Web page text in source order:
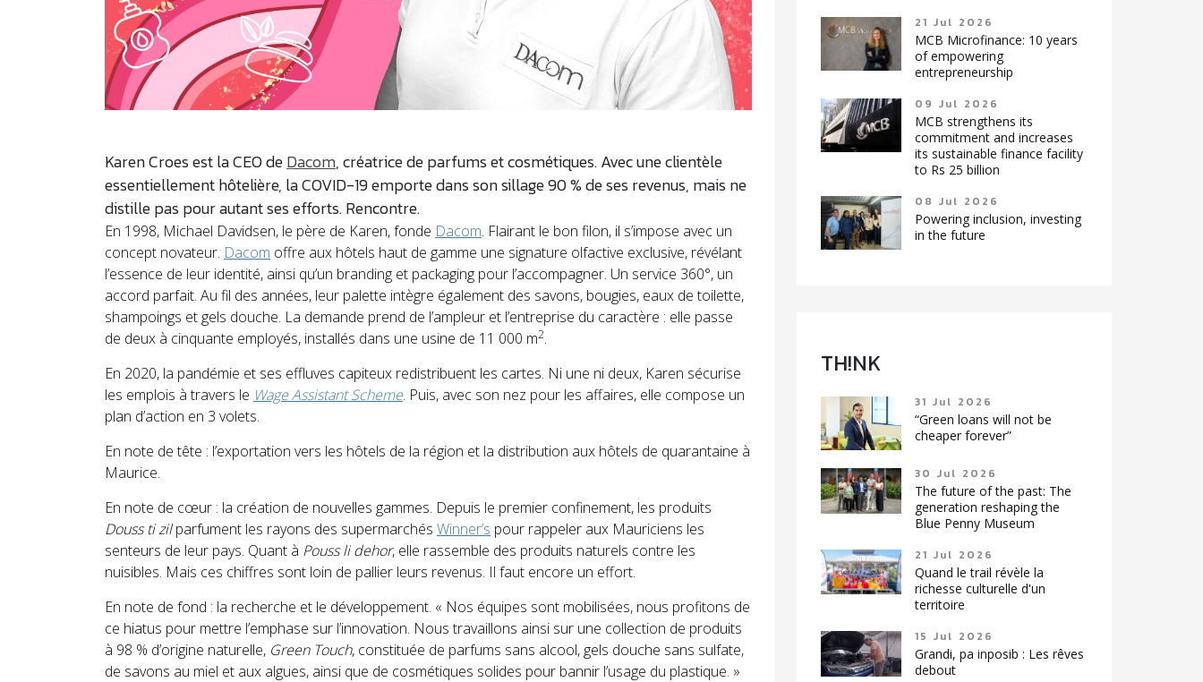
Karen Croes est la CEO deDacom, créatrice de parfums et cosmétiques. Avec une clientèle
essentiellement hôtelière, la COVID-19 emporte dans son sillage 90 % de ses revenus, mais ne
distille pas pour autant ses efforts. Rencontre.
En 1998, Michael Davidsen, le père de Karen, fonde Dacom. Flairant le bon filon, il s’impose avec un
concept novateur. Dacom offre aux hôtels haut de gamme une signature olfactive exclusive, révélant
l’essence de leur identité, ainsi qu’un branding et packaging pour l’accompagner. Un service 360°, un
accord parfait. Au fil des années, leur palette intègre également des savons, bougies, eaux de toilette,
shampoings et gels douche. La demande prend de l’ampleur et l’entreprise du caractère : elle passe
de deux à cinquante employés, installés dans une usine de 11 000 m2.
En 2020, la pandémie et ses effluves capiteux redistribuent les cartes. Ni une ni deux, Karen sécurise
les emplois à travers le Wage Assistant Scheme. Puis, avec son nez pour les affaires, elle compose un
plan d’action en 3 volets.
En note de tête : l’exportation vers les hôtels de la région et la distribution aux hôtels de quarantaine à
Maurice.
En note de cœur : la création de nouvelles gammes. Depuis le premier confinement, les produits
Douss ti zilparfument les rayons des supermarchés Winner’s pour rappeler aux Mauriciens les
senteurs de leur pays. Quant à Pouss li dehor, elle rassemble des produits naturels contre les
nuisibles. Mais ces chiffres sont loin de pallier leurs revenus. Il faut encore un effort.
En note de fond : la recherche et le développement. « Nos équipes sont mobilisées, nous profitons de
ce hiatus pour mettre l’emphase sur l’innovation. Nous travaillons ainsi sur une collection de produits
à 98 % d’origine naturelle, Green Touch, constituée de parfums sans alcool, gels douche sans sulfate,
de savons au miel et aux algues, ainsi que de cosmétiques solides pour bannir l’usage du plastique. »
21 Jul 2026
MCB Microfinance: 10 years
of empowering
entrepreneurship
09 Jul 2026
MCB strengthens its
commitment and increases
its sustainable finance facility
to Rs 25 billion
08 Jul 2026
Powering inclusion, investing
in the future
TH!NK
31 Jul 2026
“Green loans will not be
cheaper forever”
30 Jul 2026
The future of the past: The
generation reshaping the
Blue Penny Museum
21 Jul 2026
Quand le trail révèle la
richesse culturelle d'un
territoire
15 Jul 2026
Grandi, pa inposib : Les rêves
debout